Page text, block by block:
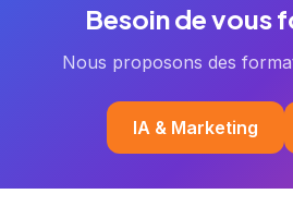
Besoin de vous
Nous proposons des
IA & Marketing